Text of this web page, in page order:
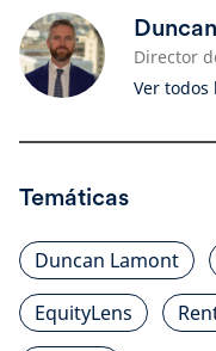
Ver todos
Temáticas
Duncan Lamont
EquityLens